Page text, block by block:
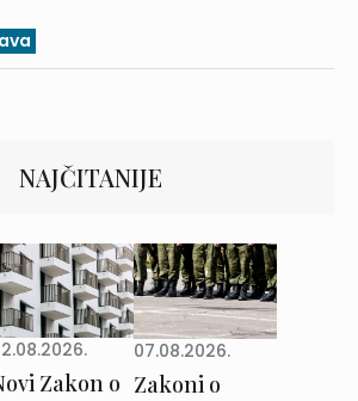
NAJČITANIJE
Zakon o
07.08.2026.
Zakoni o